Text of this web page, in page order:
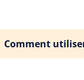
Comment